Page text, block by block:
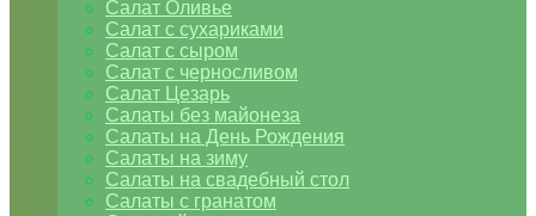
Салат Оливье
Салат с сухариками
Салат с сыром
Салат с черносливом
Салат Цезарь
Салаты без майонеза
Салаты на День Рождения
Салаты на зиму
Салаты на свадебный стол
Салаты с гранатом